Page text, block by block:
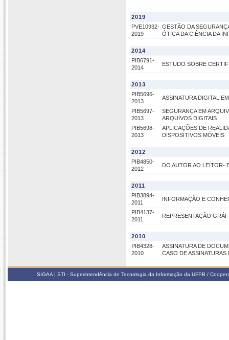
2019
PVE10932-
2019
GESTÃO DA
ÓTICA DA CIÊNCIA DA
2014
PIB6791-
2014
ESTUDO SOBRE
2013
PIB5696-
2013
ASSINATURA DIGITAL
PIB5697-
2013
SEGURANÇA EM
ARQUIVOS DIGITAIS
PIB5698-
2013
APLICAÇÕES DE
DISPOSITIVOS MÓVEIS
2012
PIB4850-
2012
DO AUTOR AO LEITOR-
2011
PIB3894-
2011
INFORMAÇÃO E
PIB4137-
2011
REPRESENTAÇÃO
2010
PIB4328-
2010
ASSINATURA DE
CASO DE ASSINATURAS
SIGAA | STI - Superintendência de Tecnologia da Informação da UFPB /